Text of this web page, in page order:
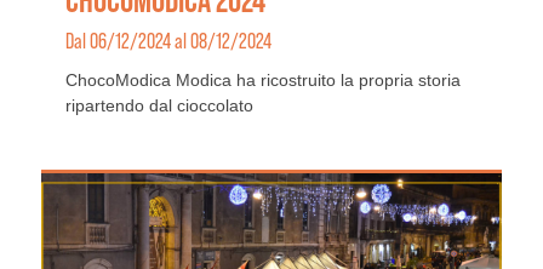
Dal 06/12/2024 al 08/12/2024
ChocoModica Modica ha ricostruito la propria storia
ripartendo dal cioccolato